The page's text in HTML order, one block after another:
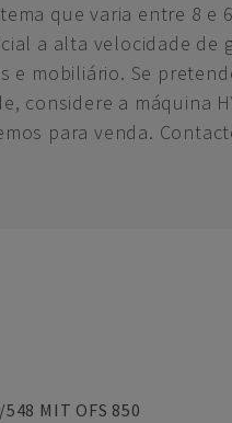
que varia entre 8 e
a alta velocidade de
e mobiliário. Se
considere a máquina
para venda.
MIT OFS 850